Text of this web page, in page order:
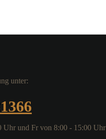
unter:
und Fr von 8:00 - 15:00 Uhr